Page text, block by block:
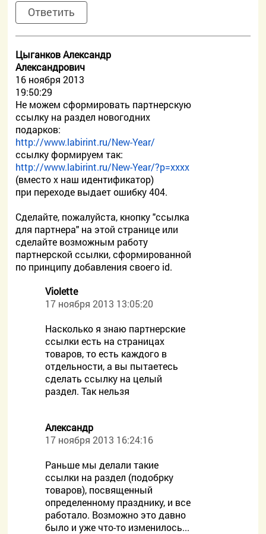
Ответить
Цыганков Александр
Александрович
16 ноября 2013
19:50:29
Не можем сформировать партнерскую
ссылку на раздел новогодних
подарков:
http://www.labirint.ru/New-Year/
ссылку формируем так:
http://www.labirint.ru/New-Year/?p=хххх
(вместо х наш идентификатор)
при переходе выдает ошибку 404.
Сделайте, пожалуйста, кнопку "ссылка
для партнера" на этой странице или
сделайте возможным работу
партнерской ссылки, сформированной
по принципу добавления своего id.
Violette
17 ноября 2013 13:05:20
Насколько я знаю партнерские
ссылки есть на страницах
товаров, то есть каждого в
отдельности, а вы пытаетесь
сделать ссылку на целый
раздел. Так нельзя
Александр
17 ноября 2013 16:24:16
Раньше мы делали такие
ссылки на раздел (подобрку
товаров), посвященный
определенному празднику, и все
работало. Возможно это давно
было и уже что-то изменилось...